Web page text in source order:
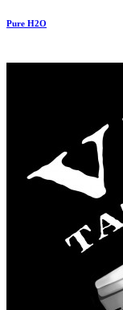
Pure H2O